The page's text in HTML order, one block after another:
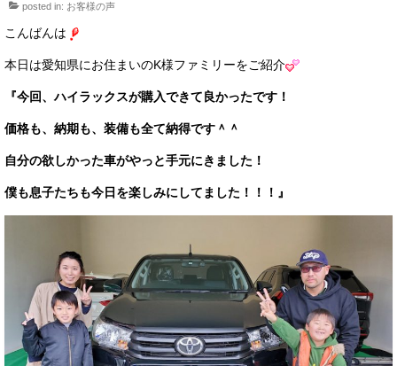
M’sCollection
買取のご案内
店舗情報
店舗情報
トップメッセージ
スタッフ紹介
ブログ
posted in: お客様の声
こんばんは
本日は愛知県にお住まいのK様ファミリーをご紹介
『今回、ハイラックスが購入できて良かったです！
価格も、納期も、装備も全て納得です＾＾
自分の欲しかった車がやっと手元にきました！
僕も息子たちも今日を楽しみにしてました！！！』